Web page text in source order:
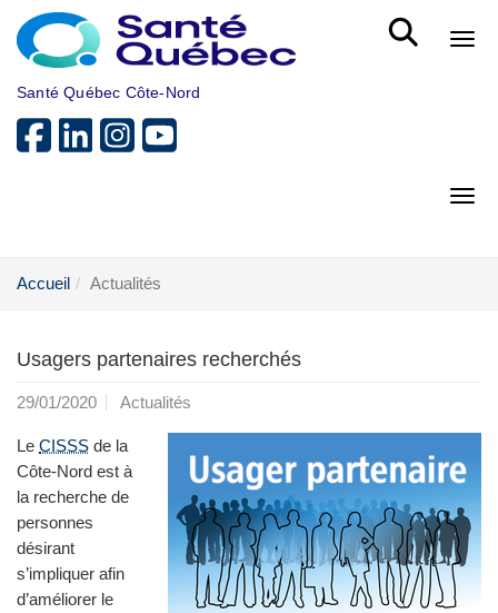
Aller au menu principal
Santé Québec Côte-Nord
Accueil Actualités
Usagers partenaires recherchés
29/01/2020 Actualités
Le CISSS de la
Côte-Nord est à
la recherche de
personnes
désirant
s’impliquer afin
d’améliorer le